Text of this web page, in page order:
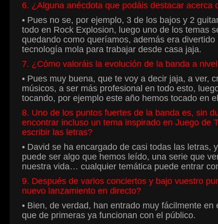
6. ¿Alguna anécdota que podáis destacar acerca
• Pues no se, por ejemplo, 3 de los bajos y 2
todo en Rock Explosion, luego uno de los temas
quedando como queríamos, además era
tecnología mola para trabajar desde casa jaja.
7. ¿Cómo valoráis la evolución de la banda a
• Pues muy buena, que te voy a decir jaja, a ver,
músicos, a ser más profesional en todo esto,
tocando, por ejemplo este año hemos tocado en
8. Uno de los puntos fuertes de la banda es, sin
encontrar incluso un tema inspirado en Juego de
escribir las letras?
• David se ha encargado de casi todas las
puede ser algo que hemos leído, una serie que
nuestra vida… cualquier temática puede entrar
9. Después de varios conciertos y bajo vuestro
nuevo lanzamiento en directo?
• Bien, de verdad, han entrado muy fácilmente en
que de primeras ya funcionan con el público.